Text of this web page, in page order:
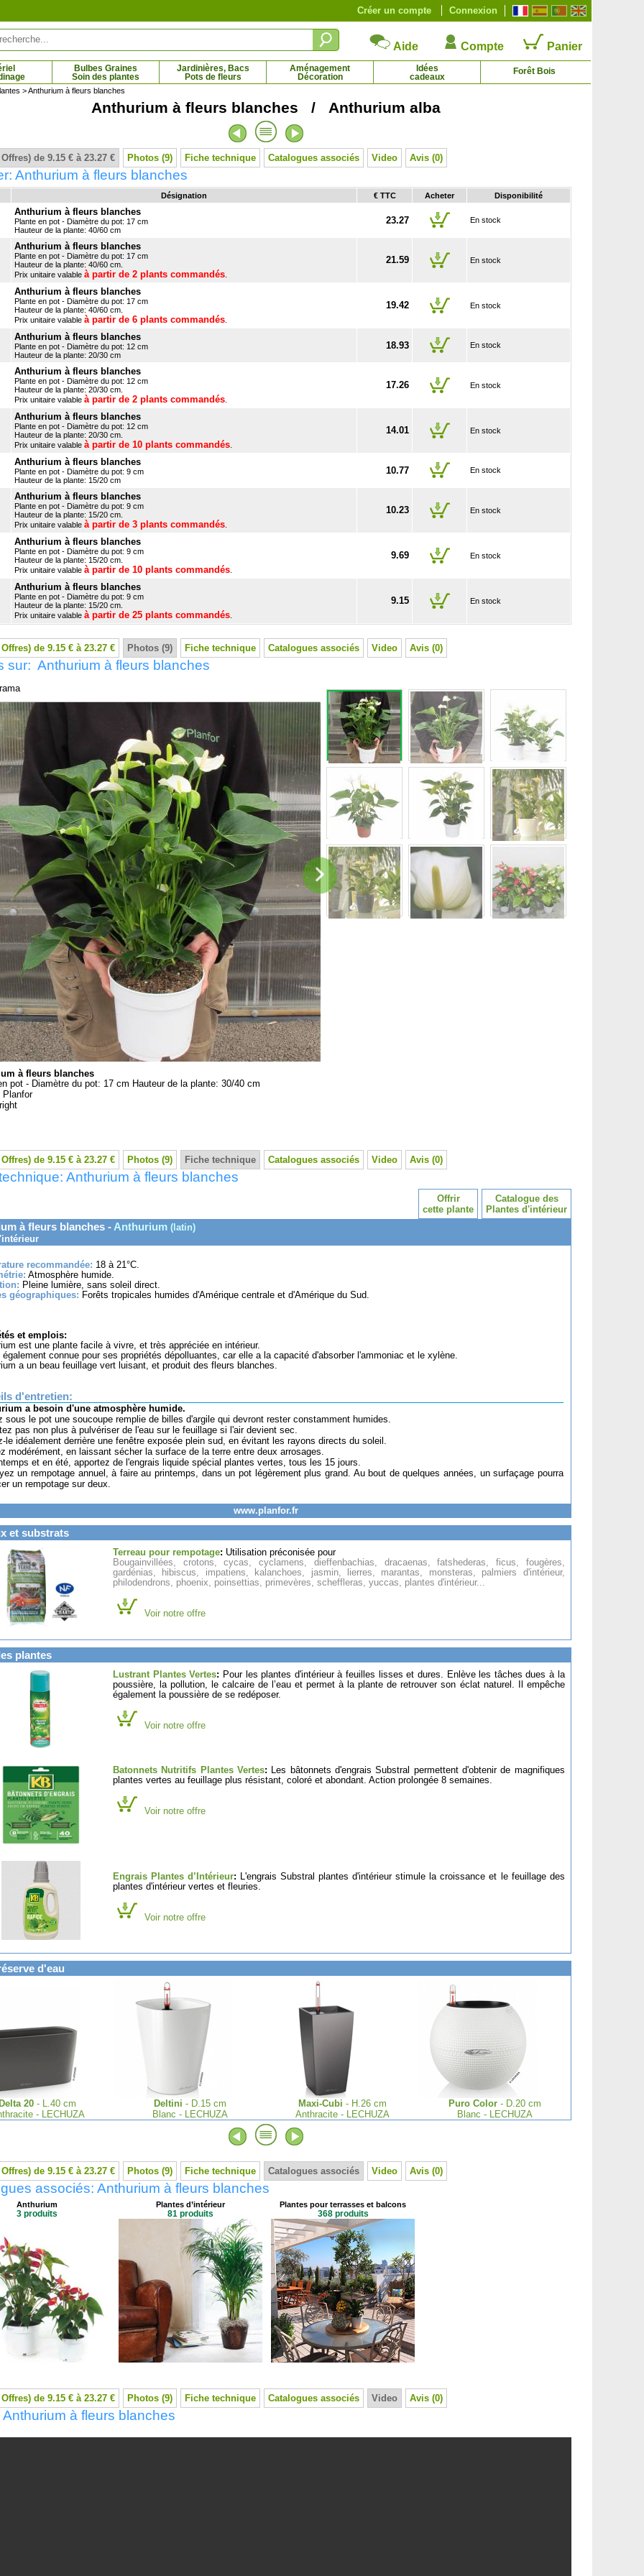
Connexion
Créer un compte
Aide Compte Panier
Bulbes Graines
Soin des plantes
Jardinières, Bacs
Pots de fleurs
Aménagement
Décoration
Idées
cadeaux
Forêt Bois
> Anthurium à fleurs blanches
Anthurium à fleurs blanches / Anthurium alba
de 9.15 € à 23.27 € Photos (9) Fiche technique Catalogues associés Video Avis (0)
Anthurium à fleurs blanches
Désignation € TTC Acheter Disponibilité
Anthurium à fleurs blanches
Plante en pot - Diamètre du pot: 17 cm
Hauteur de la plante: 40/60 cm
23.27 En stock
Anthurium à fleurs blanches
Plante en pot - Diamètre du pot: 17 cm
Hauteur de la plante: 40/60 cm.
Prix unitaire valable à partir de 2 plants commandés
21.59 En stock
Anthurium à fleurs blanches
Plante en pot - Diamètre du pot: 17 cm
Hauteur de la plante: 40/60 cm.
Prix unitaire valable à partir de 6 plants commandés
19.42 En stock
Anthurium à fleurs blanches
Plante en pot - Diamètre du pot: 12 cm
Hauteur de la plante: 20/30 cm
18.93 En stock
Anthurium à fleurs blanches
Plante en pot - Diamètre du pot: 12 cm
Hauteur de la plante: 20/30 cm.
Prix unitaire valable à partir de 2 plants commandés
17.26 En stock
Anthurium à fleurs blanches
Plante en pot - Diamètre du pot: 12 cm
Hauteur de la plante: 20/30 cm.
Prix unitaire valable à partir de 10 plants commandés
14.01 En stock
Anthurium à fleurs blanches
Plante en pot - Diamètre du pot: 9 cm
Hauteur de la plante: 15/20 cm
10.77 En stock
Anthurium à fleurs blanches
Plante en pot - Diamètre du pot: 9 cm
Hauteur de la plante: 15/20 cm.
Prix unitaire valable à partir de 3 plants commandés
10.23 En stock
Anthurium à fleurs blanches
Plante en pot - Diamètre du pot: 9 cm
Hauteur de la plante: 15/20 cm.
Prix unitaire valable à partir de 10 plants commandés
9.69 En stock
Anthurium à fleurs blanches
Plante en pot - Diamètre du pot: 9 cm
Hauteur de la plante: 15/20 cm.
Prix unitaire valable à partir de 25 plants commandés
9.15 En stock
de 9.15 € à 23.27 € Photos (9) Fiche technique Catalogues associés Video Avis (0)
sur: Anthurium à fleurs blanches
à fleurs blanches
pot - Diamètre du pot: 17 cm Hauteur de la plante: 30/40 cm
Planfor
de 9.15 € à 23.27 € Photos (9) Fiche technique Catalogues associés Video Avis (0)
Anthurium à fleurs blanches
Catalogue des
Plantes d'intérieur
Offrir
cette plante
à fleurs blanches - Anthurium (latin)
recommandée: 18 à 21°C.
Atmosphère humide.
Pleine lumière, sans soleil direct.
géographiques: Forêts tropicales humides d'Amérique centrale et d'Amérique du Sud.
et emplois:
est une plante facile à vivre, et très appréciée en intérieur.
également connue pour ses propriétés dépolluantes, car elle a la capacité d'absorber l'ammoniac et le xylène.
a un beau feuillage vert luisant, et produit des fleurs blanches.
d'entretien:
a besoin d'une atmosphère humide.
sous le pot une soucoupe remplie de billes d'argile qui devront rester constamment humides.
pas non plus à pulvériser de l'eau sur le feuillage si l'air devient sec.
le idéalement derrière une fenêtre exposée plein sud, en évitant les rayons directs du soleil.
modérément, en laissant sécher la surface de la terre entre deux arrosages.
et en été, apportez de l'engrais liquide spécial plantes vertes, tous les 15 jours.
un rempotage annuel, à faire au printemps, dans un pot légèrement plus grand. Au bout de quelques années, un surfaçage pourra
un rempotage sur deux.
www.planfor.fr
et substrats
Terreau pour rempotage: Utilisation préconisée pour
Bougainvillées, crotons, cycas, cyclamens, dieffenbachias, dracaenas, fatshederas, ficus, fougères,
gardénias, hibiscus, impatiens, kalanchoes, jasmin, lierres, marantas, monsteras, palmiers d'intérieur,
philodendrons, phoenix, poinsettias, primevères, scheffleras, yuccas, plantes d'intérieur...
Voir notre offre
plantes
Lustrant Plantes Vertes: Pour les plantes d'intérieur à feuilles lisses et dures. Enlève les tâches dues à la
poussière, la pollution, le calcaire de l’eau et permet à la plante de retrouver son éclat naturel. Il empêche
également la poussière de se redéposer.
Voir notre offre
Batonnets Nutritifs Plantes Vertes: Les bâtonnets d'engrais Substral permettent d'obtenir de magnifiques
plantes vertes au feuillage plus résistant, coloré et abondant. Action prolongée 8 semaines.
Voir notre offre
Engrais Plantes d’Intérieur: L'engrais Substral plantes d'intérieur stimule la croissance et le feuillage des
plantes d'intérieur vertes et fleuries.
Voir notre offre
d'eau
Delta 20 - L.40 cm
- LECHUZA
Deltini - D.15 cm
Blanc - LECHUZA
Maxi-Cubi - H.26 cm
Anthracite - LECHUZA
Puro Color- D.20 cm
Blanc - LECHUZA
de 9.15 € à 23.27 € Photos (9) Fiche technique Catalogues associés Video Avis (0)
associés: Anthurium à fleurs blanches
Anthurium
3 produits
Plantes d’intérieur
81 produits
Plantes pour terrasses et balcons
368 produits
de 9.15 € à 23.27 € Photos (9) Fiche technique Catalogues associés Video Avis (0)
Anthurium à fleurs blanches